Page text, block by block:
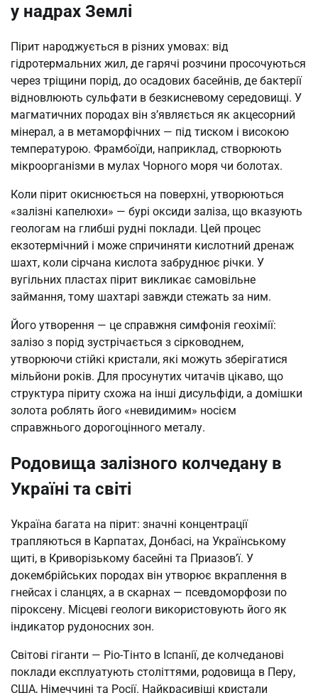
у надрах Землі
Пірит народжується в різних умовах: від
гідротермальних жил, де гарячі розчини просочуються
через тріщини порід, до осадових басейнів, де бактерії
відновлюють сульфати в безкисневому середовищі. У
магматичних породах він з’являється як акцесорний
мінерал, а в метаморфічних — під тиском і високою
температурою. Фрамбоїди, наприклад, створюють
мікроорганізми в мулах Чорного моря чи болотах.
Коли пірит окиснюється на поверхні, утворюються
«залізні капелюхи» — бурі оксиди заліза, що вказують
геологам на глибші рудні поклади. Цей процес
екзотермічний і може спричиняти кислотний дренаж
шахт, коли сірчана кислота забруднює річки. У
вугільних пластах пірит викликає самовільне
займання, тому шахтарі завжди стежать за ним.
Його утворення — це справжня симфонія геохімії:
залізо з порід зустрічається з сірководнем,
утворюючи стійкі кристали, які можуть зберігатися
мільйони років. Для просунутих читачів цікаво, що
структура піриту схожа на інші дисульфіди, а домішки
золота роблять його «невидимим» носієм
справжнього дорогоцінного металу.
Родовища залізного колчедану в
Україні та світі
Україна багата на пірит: значні концентрації
трапляються в Карпатах, Донбасі, на Українському
щиті, в Криворізькому басейні та Приазов’ї. У
докембрійських породах він утворює вкраплення в
гнейсах і сланцях, а в скарнах — псевдоморфози по
піроксену. Місцеві геологи використовують його як
індикатор рудоносних зон.
Світові гіганти — Ріо-Тінто в Іспанії, де колчеданові
поклади експлуатують століттями, родовища в Перу,
США, Німеччині та Росії. Найкрасивіші кристали